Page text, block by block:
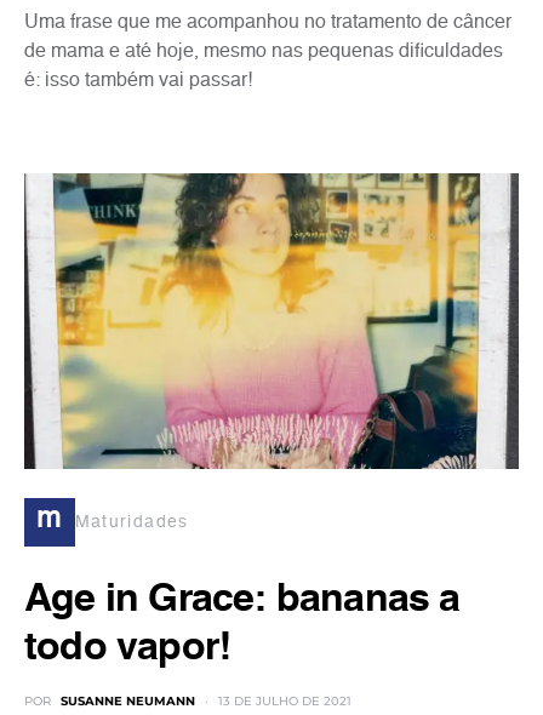
Uma frase que me acompanhou no tratamento de câncer
de mama e até hoje, mesmo nas pequenas dificuldades
é: isso também vai passar!
m Maturidades
Age in Grace: bananas a
todo vapor!
POR SUSANNE NEUMANN 13 DE JULHO DE 2021